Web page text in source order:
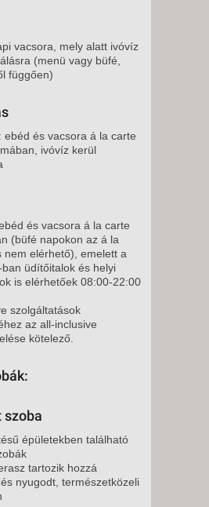
vacsora, mely alatt ivóvíz
(menü vagy büfé,
függően)
ebéd és vacsora á la carte
ivóvíz kerül
és vacsora á la carte
(büfé napokon az á la
nem elérhető), emelett a
üdítőitalok és helyi
is elérhetőek 08:00-22:00
szolgáltatások
az all-inclusive
kötelező.
szoba
épületekben található
tartozik hozzá
nyugodt, természetközeli